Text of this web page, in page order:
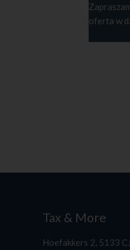
oferta w
Tax & More
Hoefakkers 2, 5133